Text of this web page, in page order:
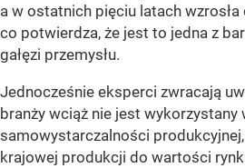
a w ostatnich pięciu latach wzrosła
co potwierdza, że jest to jedna z
gałęzi przemysłu.
Jednocześnie eksperci zwracają
branży wciąż nie jest wykorzystany
samowystarczalności
krajowej produkcji do wartości